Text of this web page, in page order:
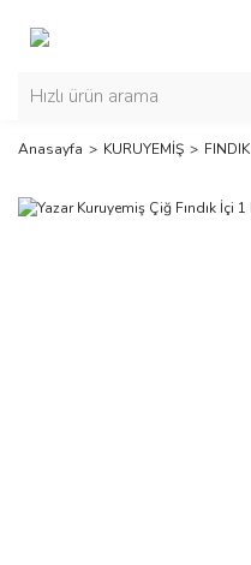
Anasayfa KURUYEMİŞ FINDIK